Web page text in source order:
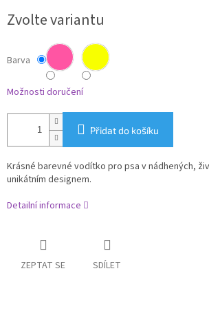
cena:
Zvolte variantu
Barva
Možnosti doručení
Přidat do košíku
Krásné barevné vodítko pro psa v nádhených,
unikátním designem.
Detailní informace
ZEPTAT SE SDÍLET